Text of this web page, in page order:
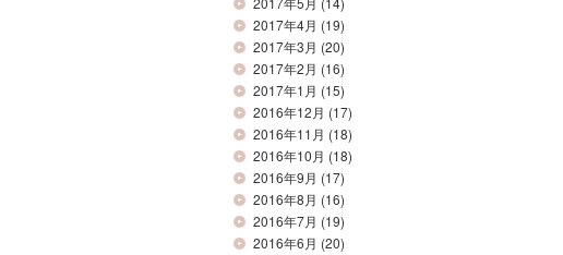
2017年4月 (19)
2017年3月 (20)
2017年2月 (16)
2017年1月 (15)
2016年12月 (17)
2016年11月 (18)
2016年10月 (18)
2016年9月 (17)
2016年8月 (16)
2016年7月 (19)
2016年6月 (20)